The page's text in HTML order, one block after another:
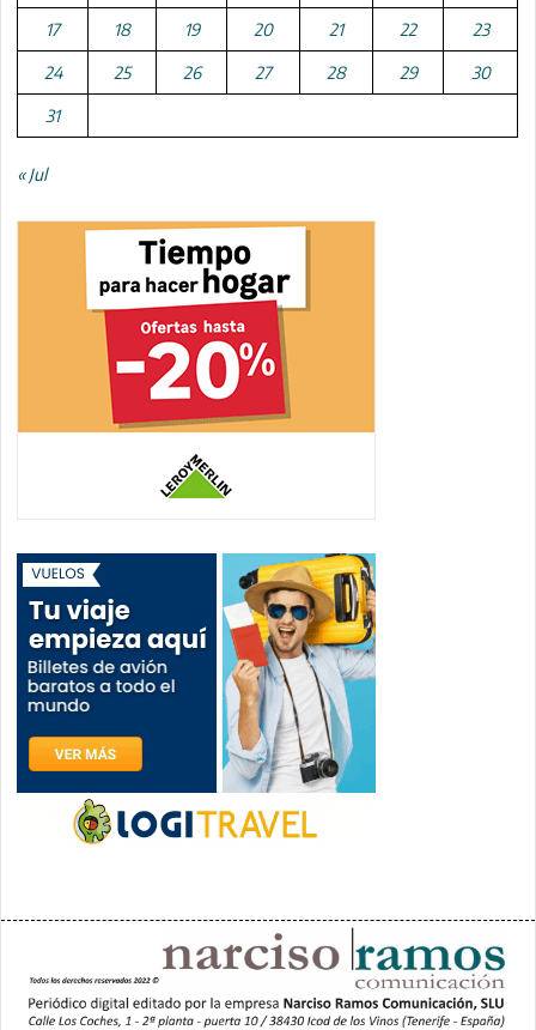
17 18 19 20 21 22 23
24 25 26 27 28 29 30
31
« Jul